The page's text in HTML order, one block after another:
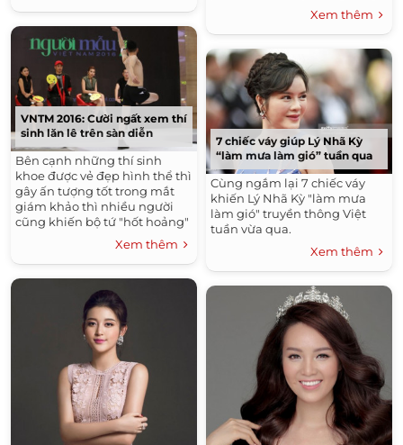
VNTM 2016: Cười ngất xem thí
sinh lăn lê trên sàn diễn
Bên cạnh những thí sinh
khoe được vẻ đẹp hình thể thì
gây ấn tượng tốt trong mắt
giám khảo thì nhiều người
cũng khiến bộ tứ "hốt hoảng"
Xem thêm
Xem thêm
7 chiếc váy giúp Lý Nhã Kỳ
“làm mưa làm gió” tuần qua
Cùng ngắm lại 7 chiếc váy
khiến Lý Nhã Kỳ "làm mưa
làm gió" truyền thông Việt
tuần vừa qua.
Xem thêm